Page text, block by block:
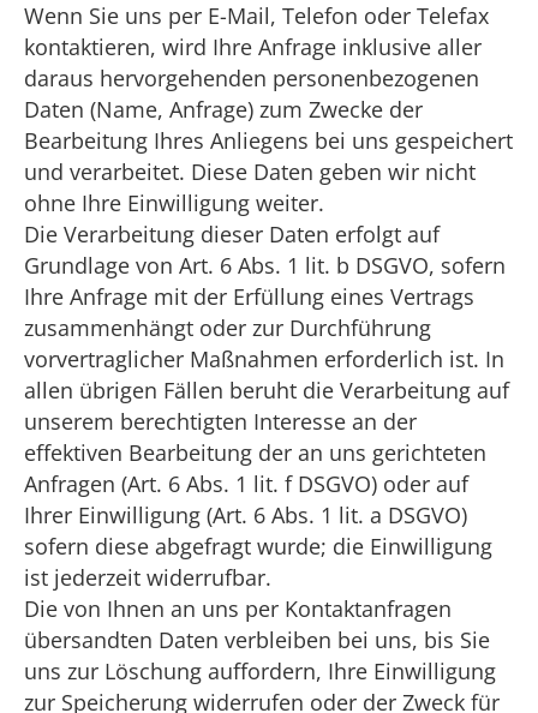
Wenn Sie uns per E-Mail, Telefon oder Telefax
kontaktieren, wird Ihre Anfrage inklusive aller
daraus hervorgehenden personenbezogenen
Daten (Name, Anfrage) zum Zwecke der
Bearbeitung Ihres Anliegens bei uns gespeichert
und verarbeitet. Diese Daten geben wir nicht
ohne Ihre Einwilligung weiter.
Die Verarbeitung dieser Daten erfolgt auf
Grundlage von Art. 6 Abs. 1 lit. b DSGVO, sofern
Ihre Anfrage mit der Erfüllung eines Vertrags
zusammenhängt oder zur Durchführung
vorvertraglicher Maßnahmen erforderlich ist. In
allen übrigen Fällen beruht die Verarbeitung auf
unserem berechtigten Interesse an der
effektiven Bearbeitung der an uns gerichteten
Anfragen (Art. 6 Abs. 1 lit. f DSGVO) oder auf
Ihrer Einwilligung (Art. 6 Abs. 1 lit. a DSGVO)
sofern diese abgefragt wurde; die Einwilligung
ist jederzeit widerrufbar.
Die von Ihnen an uns per Kontaktanfragen
übersandten Daten verbleiben bei uns, bis Sie
uns zur Löschung auffordern, Ihre Einwilligung
zur Speicherung widerrufen oder der Zweck für